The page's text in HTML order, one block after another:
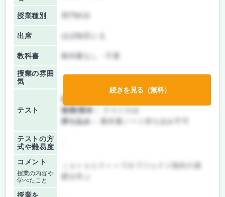
授業種別
出席 ほぼ毎回とる
教科書 教科書なし・不要
授業の雰囲
気
テスト
前期/中間：
後期/期末：
持ち込み：
教科書ノート持ち込み不可
テストの方
式や難易度
コメント
授業の内容や
学べたこと
授業を
続きを見る（無料）